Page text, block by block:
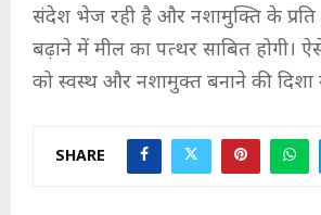
संदेश भेज रही है और नशामुक्ति के
बढ़ाने में मील का पत्थर साबित होगी।
को स्वस्थ और नशामुक्त बनाने की
SHARE